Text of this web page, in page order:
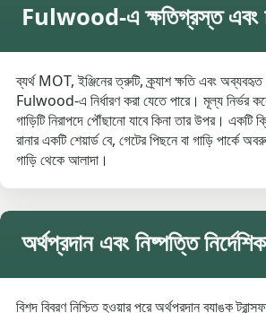
Fulwood-এ ক্ষতিগ্রস্ত এবং
ব্যর্থ MOT, ইঞ্জিনের ত্রুটি, ক্র্যাশ ক্ষতি এবং অব্যবহৃত
Fulwood-এ নির্ধারণ করা যেতে পারে। মূল্য নির্ভর
গাড়িটি নিরাপদে পৌঁছানো যাবে কিনা তার উপর। একটি
রানার একটি শেয়ার্ড বে, গেটের পিছনে বা গাড়ি পার্কে
গাড়ি থেকে আলাদা।
অর্থপ্রদান এবং নিষ্পত্তি
বিশদ বিবরণ নিশ্চিত হওয়ার পরে অর্থপ্রদান ব্যাঙ্ক